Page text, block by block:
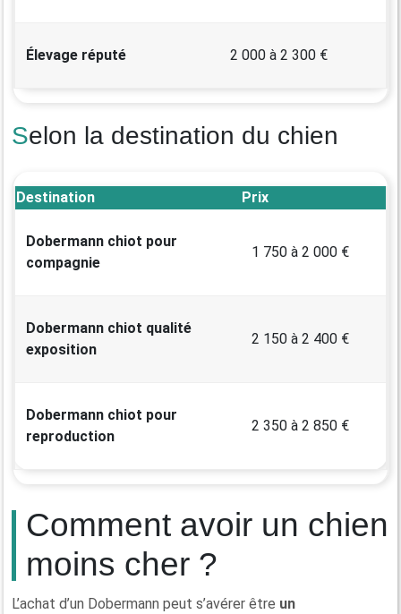
Élevage réputé 2 000 à 2 300 €
Selon la destination du chien
Destination Prix
Dobermann chiot pour
compagnie
1 750 à 2 000 €
Dobermann chiot qualité
exposition
2 150 à 2 400 €
Dobermann chiot pour
reproduction
2 350 à 2 850 €
Comment avoir un chien
moins cher ?
L’achat d’un Dobermann peut s’avérer être un